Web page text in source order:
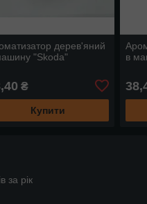
дерев'яний
"Skoda"
₴
Купити
в
за рік